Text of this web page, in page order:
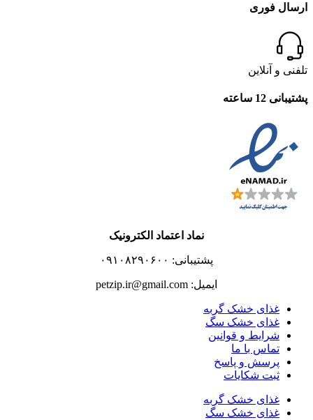
ارسال فوری
تلفنی و آنلاین
پشتیبانی 12 ساعته
نماد اعتماد الکترونیک
پشتیبانی: ۰۹۱۰۸۲۹۰۶۰۰
ایمیل: petzip.ir@gmail.com
غذای خشک گربه
غذای خشک سگ
شرایط و قوانین
تماس با ما
پرسش و پاسخ
ثبت شکایات
غذای خشک گربه
غذای خشک سگ